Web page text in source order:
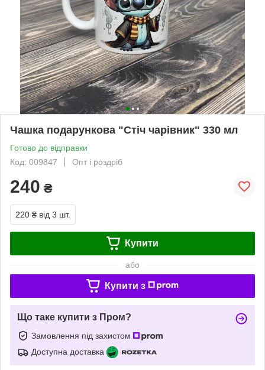
Чашка подарункова "Стіч чарівник" 330 мл
Готово до відправки
Код: 009847
Опт і роздріб
240 ₴
220 ₴ від 3 шт.
Купити
або
Купити з
Що таке купити з Пром?
Замовлення під захистом
Доступна доставка